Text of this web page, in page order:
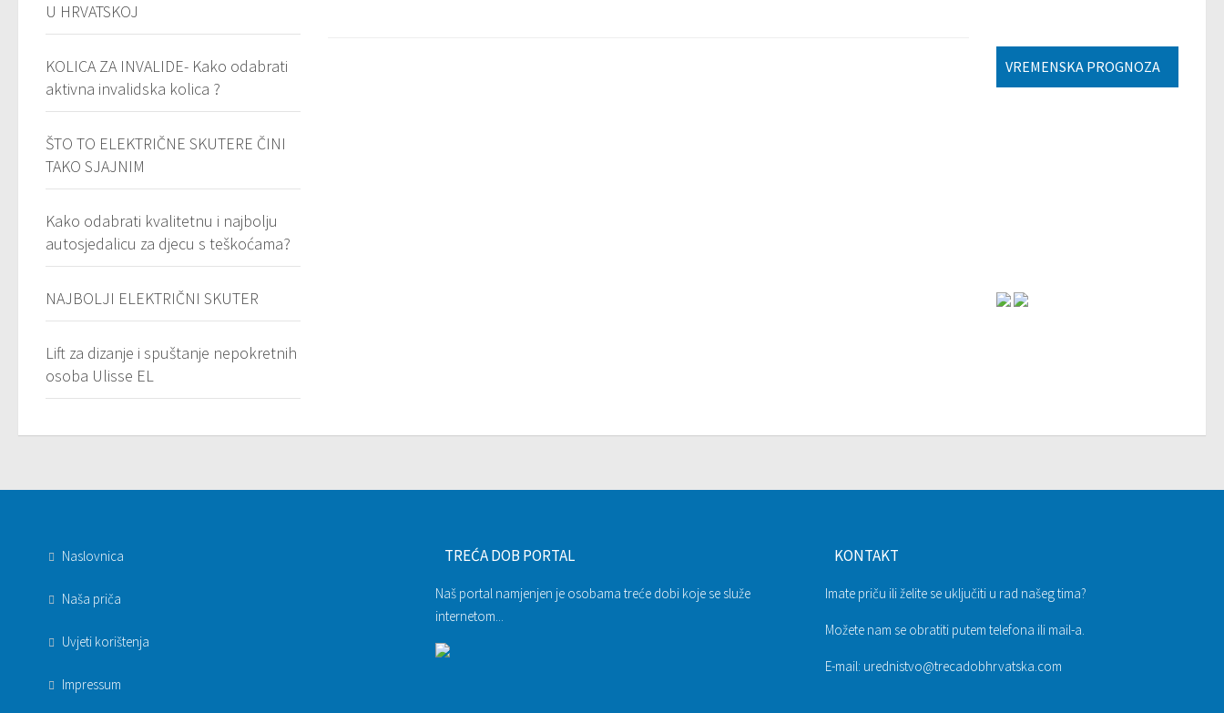
U HRVATSKOJ
KOLICA ZA INVALIDE- Kako odabrati
aktivna invalidska kolica ?
ŠTO TO ELEKTRIČNE SKUTERE ČINI
TAKO SJAJNIM
Kako odabrati kvalitetnu i najbolju
autosjedalicu za djecu s teškoćama?
NAJBOLJI ELEKTRIČNI SKUTER
Lift za dizanje i spuštanje nepokretnih
osoba Ulisse EL
VREMENSKA PROGNOZA
Naslovnica
Naša priča
Uvjeti korištenja
Impressum
TREĆA DOB PORTAL
Naš portal namjenjen je osobama treće dobi koje se služe
internetom...
KONTAKT
Imate priču ili želite se uključiti u rad našeg tima?
Možete nam se obratiti putem telefona ili mail-a.
E-mail: urednistvo@trecadobhrvatska.com